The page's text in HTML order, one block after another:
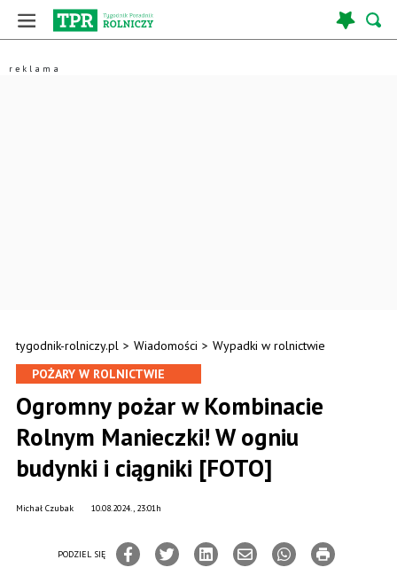
tygodnik-rolniczy.pl > Wiadomości > Wypadki w rolnictwie
POŻARY W ROLNICTWIE
Ogromny pożar w Kombinacie
Rolnym Manieczki! W ogniu
budynki i ciągniki [FOTO]
10.08.2024., 23:01h
Michał Czubak
PODZIEL SIĘ